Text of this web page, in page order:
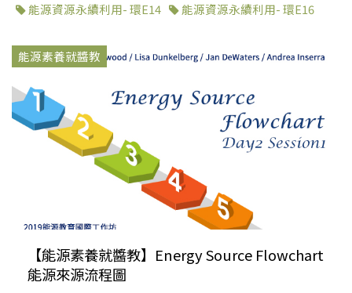
能源資源永續利用- 環E14
能源資源永續利用- 環E16
能源素養就醬教
【能源素養就醬教】Energy Source Flowchart
能源來源流程圖